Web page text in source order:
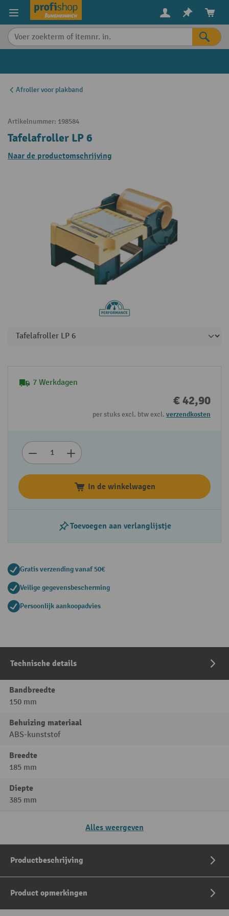
content
Afroller voor plakband
Artikelnummer: 198584
Tafelafroller LP 6
Naar de productomschrijving
7 Werkdagen
€ 42,90
per stuks excl. btw excl. verzendkosten
In de winkelwagen
Toevoegen aan verlanglijstje
Gratis verzending vanaf 50€
Veilige gegevensbescherming
Persoonlijk aankoopadvies
Technische details
Bandbreedte
150 mm
Behuizing materiaal
ABS-kunststof
Breedte
185 mm
Diepte
385 mm
Alles weergeven
Productbeschrijving
Product opmerkingen